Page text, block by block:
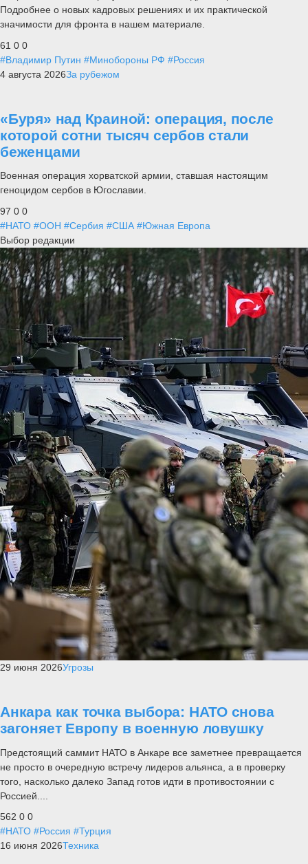
Подробнее о новых кадровых решениях и их практической
значимости для фронта в нашем материале.
61 0 0
#Владимир Путин #Минобороны РФ #Россия
4 августа 2026За рубежом
«Буря» над Краиной: операция, после
которой сотни тысяч сербов стали
беженцами
Военная операция хорватской армии, ставшая настоящим
геноцидом сербов в Югославии.
97 0 0
#НАТО #ООН #Сербия #США #Южная Европа
Выбор редакции
29 июня 2026Угрозы
Анкара как точка выбора: НАТО снова
загоняет Европу в военную ловушку
Предстоящий саммит НАТО в Анкаре все заметнее превращается
не просто в очередную встречу лидеров альянса, а в проверку
того, насколько далеко Запад готов идти в противостоянии с
Россией....
562 0 0
#НАТО #Россия #Турция
16 июня 2026Техника